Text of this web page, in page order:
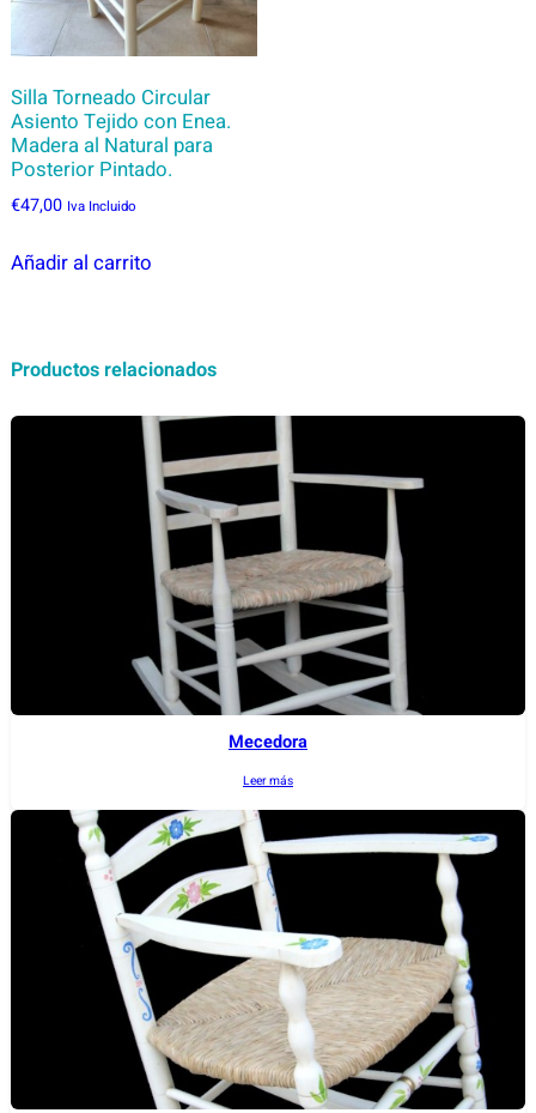
Silla Torneado Circular
Asiento Tejido con Enea.
Madera al Natural para
Posterior Pintado.
€47,00 Iva Incluido
Añadir al carrito
Productos relacionados
Mecedora
Leer más